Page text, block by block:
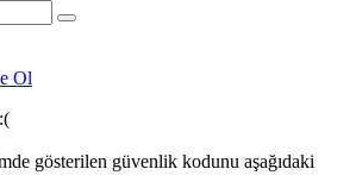
Ol
gösterilen güvenlik kodunu aşağıdaki